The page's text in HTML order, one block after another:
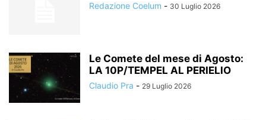
Redazione Coelum - 30 Luglio 2026
Le Comete del mese di Agosto:
LA 10P/TEMPEL AL PERIELIO
Claudio Pra - 29 Luglio 2026